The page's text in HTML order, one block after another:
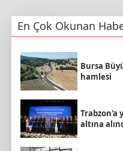
En Çok Okunan
Bursa
hamlesi
Trabzon'a
altına